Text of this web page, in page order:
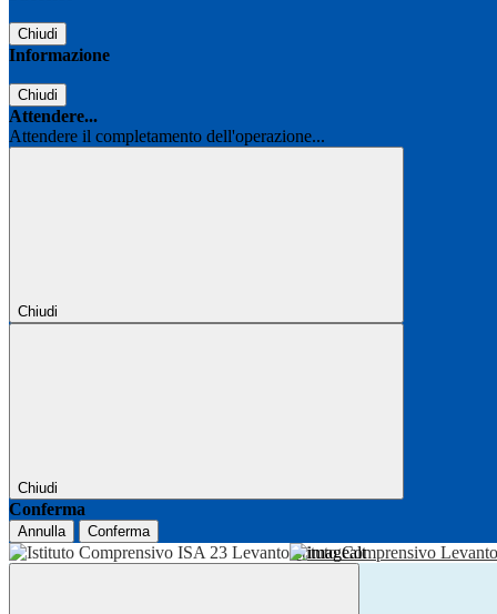
Chiudi
Informazione
Chiudi
Attendere...
Attendere il completamento dell'operazione...
Chiudi
Chiudi
Conferma
Annulla Conferma
Istituto Comprensivo